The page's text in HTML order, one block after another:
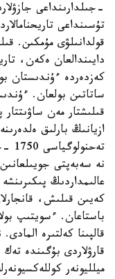
-جىلدارىنداعى
تۇسىنداعى
قولدانىلۋى مۇمكىن.
دايىندالعان ەكەن،
كەزدەردە ءۇندىستان
ساتاتىن بولعان.
قىلىشتار مەن
ازيانىڭ بارلىق
نە سەبەپتى
عالىمداردىڭ
كەيىن قىلىش،
باستاعان. ءسويتىپ
قالپىنا كەلتىرە
قارۋلاردى بۇگىندە
ميلليونەر